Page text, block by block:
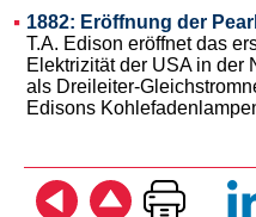
1882: Eröffnung der
T.A. Edison eröffnet das
Elektrizität der USA in der
als Dreileiter-
Edisons